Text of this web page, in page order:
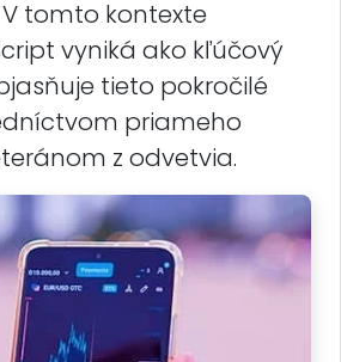
tomto kontexte
vyniká ako kľúčový
tieto pokročilé
priameho
z odvetvia.